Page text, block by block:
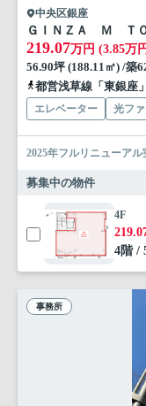
中央区銀座
ＧＩＮＺＡ Ｍ Ｔ
219.07万円 (3.85万
56.90坪 (188.11㎡) /築
都営浅草線「東銀座
エレベーター 光フ
2025年フルリニューアル
募集中の物件
4F
4階 /
事務所